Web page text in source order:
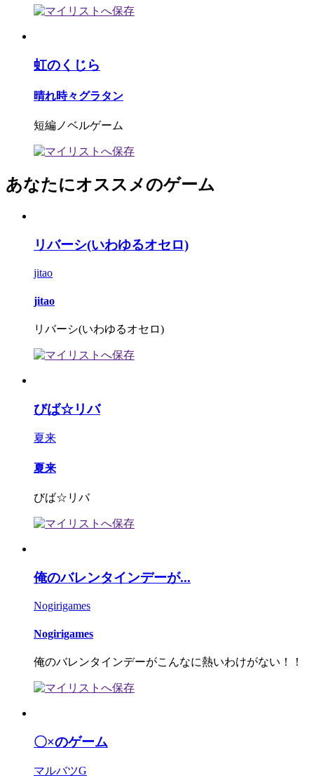
虹のくじら
晴れ時々グラタン
短編ノベルゲーム
あなたにオススメのゲーム
リバーシ(いわゆるオセロ)
jitao
jitao
リバーシ(いわゆるオセロ)
びば☆リバ
夏来
夏来
びば☆リバ
俺のバレンタインデーが...
Nogirigames
Nogirigames
俺のバレンタインデーがこんなに熱いわけがない！！
〇×のゲーム
マルバツG